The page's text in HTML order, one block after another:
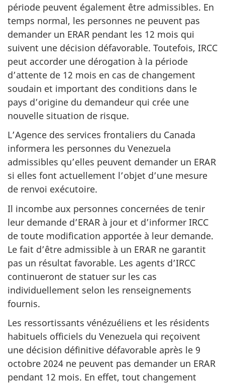
période peuvent également être admissibles. En
temps normal, les personnes ne peuvent pas
demander un ERAR pendant les 12 mois qui
suivent une décision défavorable. Toutefois, IRCC
peut accorder une dérogation à la période
d’attente de 12 mois en cas de changement
soudain et important des conditions dans le
pays d’origine du demandeur qui crée une
nouvelle situation de risque.
L’Agence des services frontaliers du Canada
informera les personnes du Venezuela
admissibles qu’elles peuvent demander un ERAR
si elles font actuellement l’objet d’une mesure
de renvoi exécutoire.
Il incombe aux personnes concernées de tenir
leur demande d’ERAR à jour et d’informer IRCC
de toute modification apportée à leur demande.
Le fait d’être admissible à un ERAR ne garantit
pas un résultat favorable. Les agents d’IRCC
continueront de statuer sur les cas
individuellement selon les renseignements
fournis.
Les ressortissants vénézuéliens et les résidents
habituels officiels du Venezuela qui reçoivent
une décision définitive défavorable après le 9
octobre 2024 ne peuvent pas demander un ERAR
pendant 12 mois. En effet, tout changement